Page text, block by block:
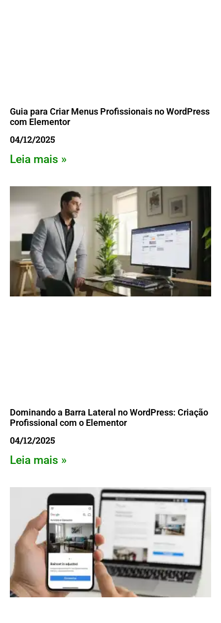
Guia para Criar Menus Profissionais no WordPress
com Elementor
04/12/2025
Leia mais »
Dominando a Barra Lateral no WordPress: Criação
Profissional com o Elementor
04/12/2025
Leia mais »